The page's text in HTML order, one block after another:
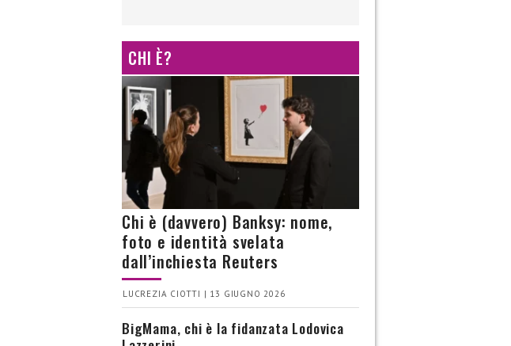
CHI È?
Chi è (davvero) Banksy: nome,
foto e identità svelata
dall’inchiesta Reuters
LUCREZIA CIOTTI | 13 GIUGNO 2026
BigMama, chi è la fidanzata Lodovica